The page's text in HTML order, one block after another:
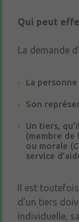
Qui peut
La demande
La
Son
Un tiers,
(membre de
ou morale
service
Il est
d’un tiers
individuelle,